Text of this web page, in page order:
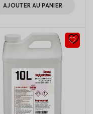
AJOUTER AU PANIER